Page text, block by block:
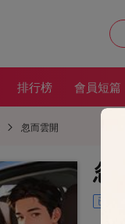
排行榜 會員短篇
忽而雲開
忽
已完結